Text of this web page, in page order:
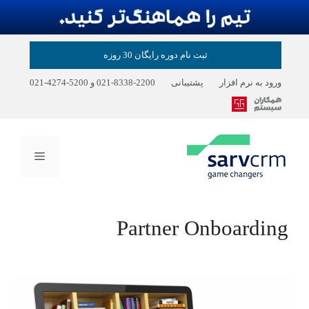
ثبت نام دوره رایگان 30 روزه
ورود به نرم افزار پشتیبانی 2200-8338-021 و 5200-4274-021
فهرست
Partner Onboarding